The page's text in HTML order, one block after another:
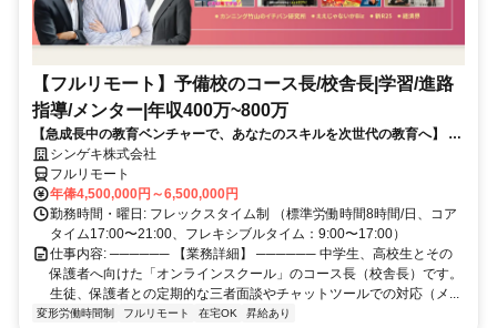
【フルリモート】予備校のコース長/校舎長|学習/進路
指導/メンター|年収400万~800万
【急成長中の教育ベンチャーで、あなたのスキルを次世代の教育へ】 現
在、事業拡大に伴い、コースをとりまとめるコース長（校舎長）を募集
しています。「教育」のプロとして、場所に縛られない新しい働き方を
始めませんか？
シンゲキ株式会社
フルリモート
年俸4,500,000円～6,500,000円
勤務時間・曜日: フレックスタイム制 （標準労働時間8時間/日、コア
タイム17:00〜21:00、フレキシブルタイム：9:00〜17:00）
仕事内容: ────── 【業務詳細】 ────── 中学生、高校生とその
保護者へ向けた「オンラインスクール」のコース長（校舎長）です。
生徒、保護者との定期的な三者面談やチャットツールでの対応（メ...
変形労働時間制 フルリモート 在宅OK 昇給あり